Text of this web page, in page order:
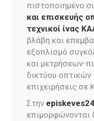
πιστοποιημένο
και επισκευής
τεχνικοί ίνας
βλάβη και
εξοπλισμό
και μετρήσεων-
δικτύου οπτικών
επιχειρήσεις σε
Στην episkeves24
επιμορφώνονται